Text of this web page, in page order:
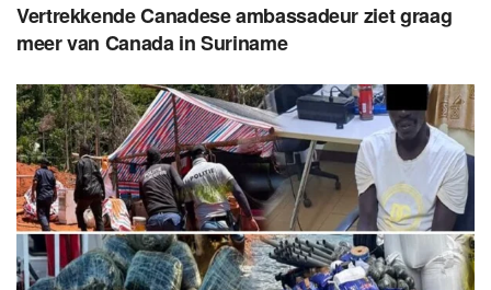
Vertrekkende Canadese ambassadeur ziet graag
meer van Canada in Suriname